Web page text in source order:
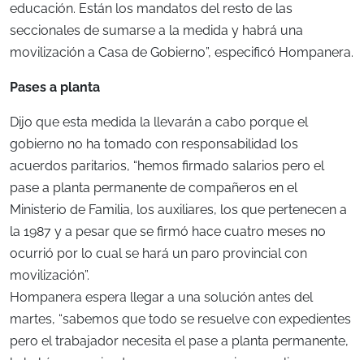
educación. Están los mandatos del resto de las
seccionales de sumarse a la medida y habrá una
movilización a Casa de Gobierno”, especificó Hompanera.
Pases a planta
Dijo que esta medida la llevarán a cabo porque el
gobierno no ha tomado con responsabilidad los
acuerdos paritarios, “hemos firmado salarios pero el
pase a planta permanente de compañeros en el
Ministerio de Familia, los auxiliares, los que pertenecen a
la 1987 y a pesar que se firmó hace cuatro meses no
ocurrió por lo cual se hará un paro provincial con
movilización”.
Hompanera espera llegar a una solución antes del
martes, “sabemos que todo se resuelve con expedientes
pero el trabajador necesita el pase a planta permanente,